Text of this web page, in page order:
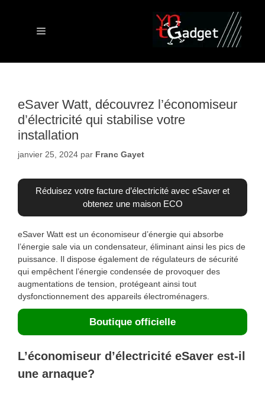
Menu
eSaver Watt, découvrez l’économiseur
d’électricité qui stabilise votre
installation
janvier 25, 2024 par Franc Gayet
Réduisez votre facture d’électricité avec eSaver et
obtenez une maison ECO
eSaver Watt est un économiseur d’énergie qui absorbe
l’énergie sale via un condensateur, éliminant ainsi les pics de
puissance. Il dispose également de régulateurs de sécurité
qui empêchent l’énergie condensée de provoquer des
augmentations de tension, protégeant ainsi tout
dysfonctionnement des appareils électroménagers.
Boutique officielle
L’économiseur d’électricité eSaver est-il
une arnaque?